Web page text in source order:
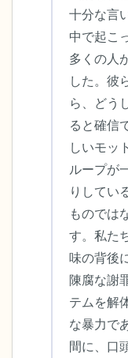
十分な言
中で起こ
多くの人
した。彼
ら、どう
ると確信
しいモッ
ループが
りしてい
ものでは
す。私た
味の背後
陳腐な謝
テムを解
な暴力で
間に、口